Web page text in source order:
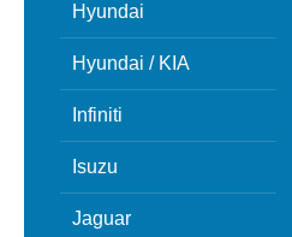
Hyundai
Hyundai / KIA
Infiniti
Isuzu
Jaguar